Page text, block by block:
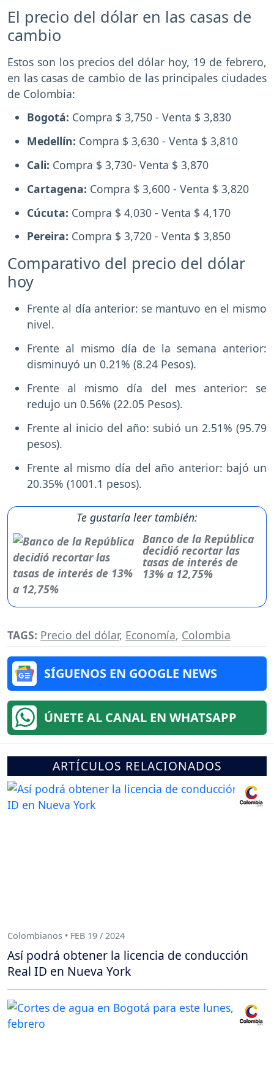
El precio del dólar en las casas de
cambio
Estos son los precios del dólar hoy, 19 de febrero,
en las casas de cambio de las principales ciudades
de Colombia:
Bogotá: Compra $ 3,750 - Venta $ 3,830
Medellín: Compra $ 3,630 - Venta $ 3,810
Cali: Compra $ 3,730- Venta $ 3,870
Cartagena: Compra $ 3,600 - Venta $ 3,820
Cúcuta: Compra $ 4,030 - Venta $ 4,170
Pereira: Compra $ 3,720 - Venta $ 3,850
Comparativo del precio del dólar
hoy
Frente al día anterior: se mantuvo en el mismo
nivel.
Frente al mismo día de la semana anterior:
disminuyó un 0.21% (8.24 Pesos).
Frente al mismo día del mes anterior: se
redujo un 0.56% (22.05 Pesos).
Frente al inicio del año: subió un 2.51% (95.79
pesos).
Frente al mismo día del año anterior: bajó un
20.35% (1001.1 pesos).
Te gustaría leer también:
Banco de la República
decidió recortar las
tasas de interés de
13% a 12,75%
TAGS: Precio del dólar, Economía, Colombia
SÍGUENOS EN GOOGLE NEWS
ÚNETE AL CANAL EN WHATSAPP
ARTÍCULOS RELACIONADOS
Colombianos • FEB 19 / 2024
Así podrá obtener la licencia de conducción
Real ID en Nueva York